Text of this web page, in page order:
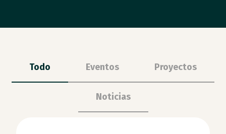
Todo Eventos Proyectos
Noticias